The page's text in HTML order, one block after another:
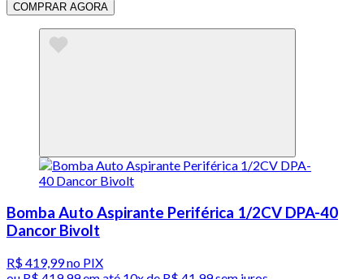
COMPRAR AGORA
Bomba Auto Aspirante Periférica 1/2CV DPA-40
Dancor Bivolt
R$ 419,99no PIX